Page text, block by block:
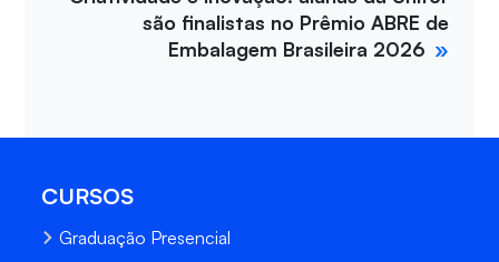
são finalistas no Prêmio ABRE de
Embalagem Brasileira 2026
CURSOS
Graduação Presencial